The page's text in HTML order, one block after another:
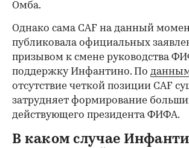
Омба.
Однако сама CAF на данный
публиковала официальных
призывом к смене руководства
поддержку Инфантино. По
отсутствие четкой позиции CAF
затрудняет формирование
действующего президента ФИФА.
В каком случае